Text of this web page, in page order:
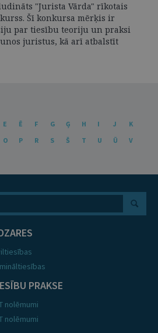
"Jurista Vārda" rīkotais
Šī konkursa mērķis ir
par tiesību teoriju un praksi
juristus, kā arī atbalstīt
E Ē F G Ģ H I J
K
O P R S Š T U Ū
V
PRAKSE
nolēmumi
nolēmumi